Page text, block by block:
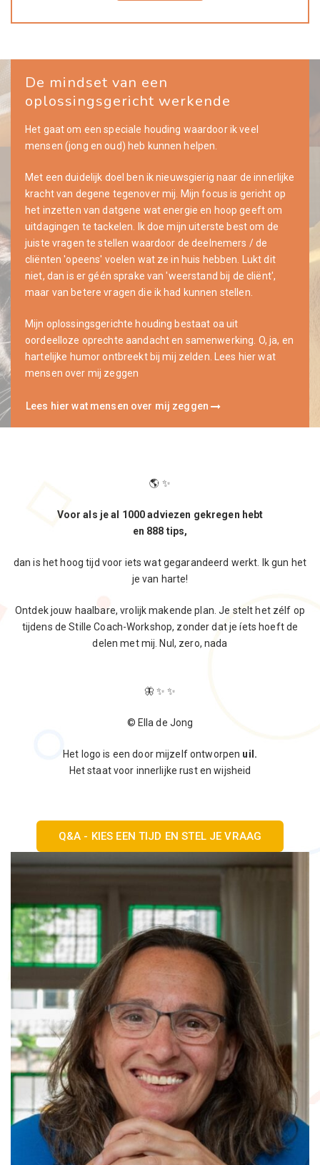
De mindset van een
oplossingsgericht werkende
Het gaat om een speciale houding waardoor ik veel
mensen (jong en oud) heb kunnen helpen.
Met een duidelijk doel ben ik nieuwsgierig naar de innerlijke
kracht van degene tegenover mij. Mijn focus is gericht op
het inzetten van datgene wat energie en hoop geeft om
uitdagingen te tackelen. Ik doe mijn uiterste best om de
juiste vragen te stellen waardoor de deelnemers / de
cliënten 'opeens' voelen wat ze in huis hebben. Lukt dit
niet, dan is er géén sprake van 'weerstand bij de cliënt',
maar van betere vragen die ik had kunnen stellen.
Mijn oplossingsgerichte houding bestaat oa uit
oordeelloze oprechte aandacht en samenwerking. O, ja, en
hartelijke humor ontbreekt bij mij zelden. Lees hier wat
mensen over mij zeggen
Lees hier wat mensen over mij zeggen
🌎 ✨
Voor als je al 1000 adviezen gekregen hebt
en 888 tips,
dan is het hoog tijd voor iets wat gegarandeerd werkt. Ik gun het
je van harte!
Ontdek jouw haalbare, vrolijk makende plan. Je stelt het zélf op
tijdens de Stille Coach-Workshop, zonder dat je íets hoeft de
delen met mij. Nul, zero, nada
🦋 ✨ ✨
© Ella de Jong
Het logo is een door mijzelf ontworpen uil.
Het staat voor innerlijke rust en wijsheid
Q&A - KIES EEN TIJD EN STEL JE VRAAG